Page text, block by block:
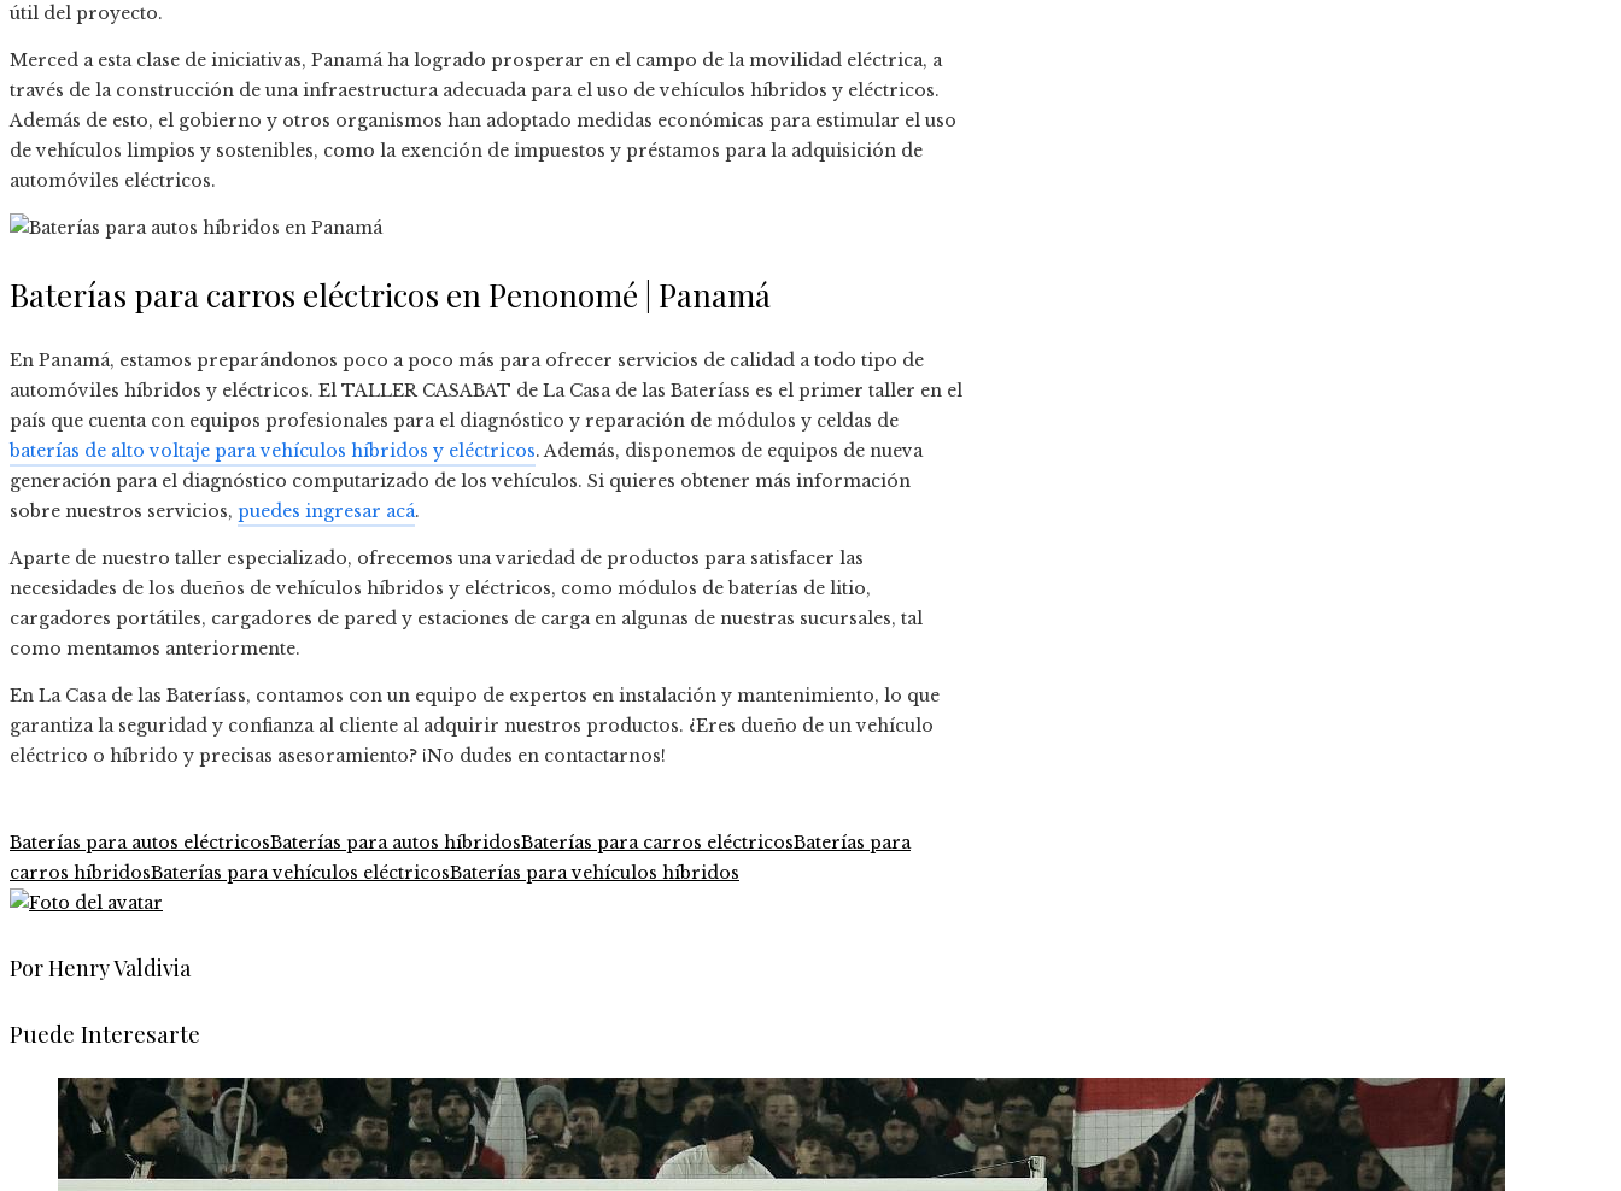
útil del proyecto.
Merced a esta clase de iniciativas, Panamá ha logrado prosperar en el campo de la movilidad eléctrica, a
través de la construcción de una infraestructura adecuada para el uso de vehículos híbridos y eléctricos.
Además de esto, el gobierno y otros organismos han adoptado medidas económicas para estimular el uso
de vehículos limpios y sostenibles, como la exención de impuestos y préstamos para la adquisición de
automóviles eléctricos.
Baterías para carros eléctricos en Penonomé | Panamá
En Panamá, estamos preparándonos poco a poco más para ofrecer servicios de calidad a todo tipo de
automóviles híbridos y eléctricos. El TALLER CASABAT de La Casa de las Bateríass es el primer taller en el
país que cuenta con equipos profesionales para el diagnóstico y reparación de módulos y celdas de
baterías de alto voltaje para vehículos híbridos y eléctricos. Además, disponemos de equipos de nueva
generación para el diagnóstico computarizado de los vehículos. Si quieres obtener más información
sobre nuestros servicios, puedes ingresar acá.
Aparte de nuestro taller especializado, ofrecemos una variedad de productos para satisfacer las
necesidades de los dueños de vehículos híbridos y eléctricos, como módulos de baterías de litio,
cargadores portátiles, cargadores de pared y estaciones de carga en algunas de nuestras sucursales, tal
como mentamos anteriormente.
En La Casa de las Bateríass, contamos con un equipo de expertos en instalación y mantenimiento, lo que
garantiza la seguridad y confianza al cliente al adquirir nuestros productos. ¿Eres dueño de un vehículo
eléctrico o híbrido y precisas asesoramiento? ¡No dudes en contactarnos!
Baterías para autos eléctricosBaterías para autos híbridosBaterías para carros eléctricosBaterías para
carros híbridosBaterías para vehículos eléctricosBaterías para vehículos híbridos
Por Henry Valdivia
Puede Interesarte